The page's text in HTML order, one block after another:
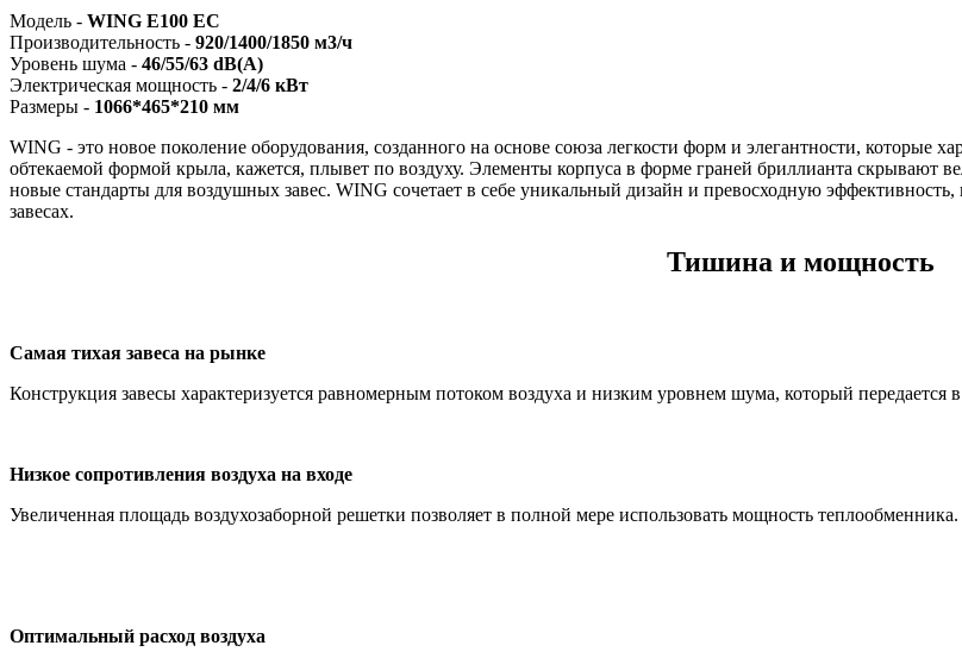
Модель - WING E100 EC
Производительность - 920/1400/1850 м3/ч
Уровень шума - 46/55/63 dB(A)
Электрическая мощность - 2/4/6 кВт
Размеры - 1066*465*210 мм
WING - это новое поколение оборудования, созданного на основе союза легкости форм и элегантности, которые
обтекаемой формой крыла, кажется, плывет по воздуху. Элементы корпуса в форме граней бриллианта скрывают
новые стандарты для воздушных завес. WING сочетает в себе уникальный дизайн и превосходную
завесах.
Тишина и мощность
Самая тихая завеса на рынке
Конструкция завесы характеризуется равномерным потоком воздуха и низким уровнем шума, который передается
Низкое сопротивления воздуха на входе
Увеличенная площадь воздухозаборной решетки позволяет в полной мере использовать мощность теплообменника.
Оптимальный расход воздуха